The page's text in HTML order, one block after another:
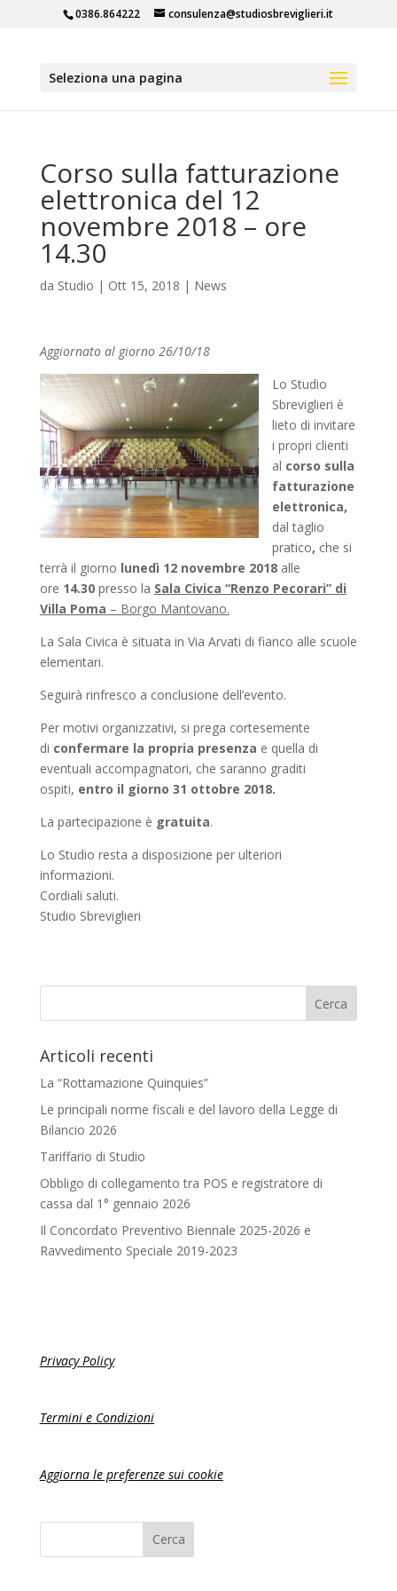
0386.864222 consulenza@studiosbreviglieri.it
Seleziona una pagina
Corso sulla fatturazione
elettronica del 12
novembre 2018 – ore
14.30
da Studio | Ott 15, 2018 | News
Aggiornato al giorno 26/10/18
Lo Studio
Sbreviglieri è
lieto di invitare
i propri clienti
al corso sulla
fatturazione
elettronica,
dal taglio
pratico, che si
terrà il giorno lunedì 12 novembre 2018alle
ore 14.30presso la Sala Civica “Renzo Pecorari” di
Villa Poma – Borgo Mantovano.
La Sala Civica è situata in Via Arvati di fianco alle scuole
elementari.
Seguirà rinfresco a conclusione dell’evento.
Per motivi organizzativi, si prega cortesemente
di confermare la propria presenza e quella di
eventuali accompagnatori, che saranno graditi
ospiti, entro il giorno 31 ottobre 2018.
La partecipazione è gratuita.
Lo Studio resta a disposizione per ulteriori
informazioni.
Cordiali saluti.
Studio Sbreviglieri
Articoli recenti
La “Rottamazione Quinquies”
Le principali norme fiscali e del lavoro della Legge di
Bilancio 2026
Tariffario di Studio
Obbligo di collegamento tra POS e registratore di
cassa dal 1° gennaio 2026
Il Concordato Preventivo Biennale 2025-2026 e
Ravvedimento Speciale 2019-2023
Privacy Policy
Termini e Condizioni
Aggiorna le preferenze sui cookie